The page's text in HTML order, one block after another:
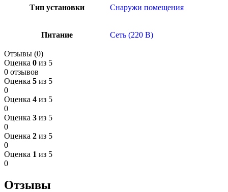
Тип установки Снаружи помещения
Питание Сеть (220 В)
Отзывы (0)
Оценка 0 из 5
0 отзывов
Оценка 5 из 5
0
Оценка 4 из 5
0
Оценка 3 из 5
0
Оценка 2 из 5
0
Оценка 1 из 5
0
Отзывы